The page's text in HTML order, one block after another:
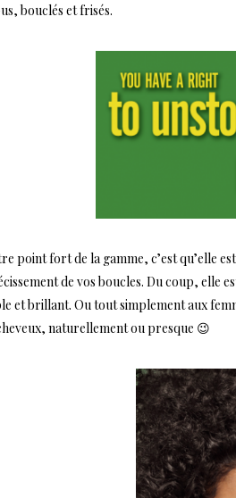
bouclés et frisés.
point fort de la gamme, c’est qu’elle
de vos boucles. Du coup, elle
et brillant. Ou tout simplement aux
naturellement ou presque 😉